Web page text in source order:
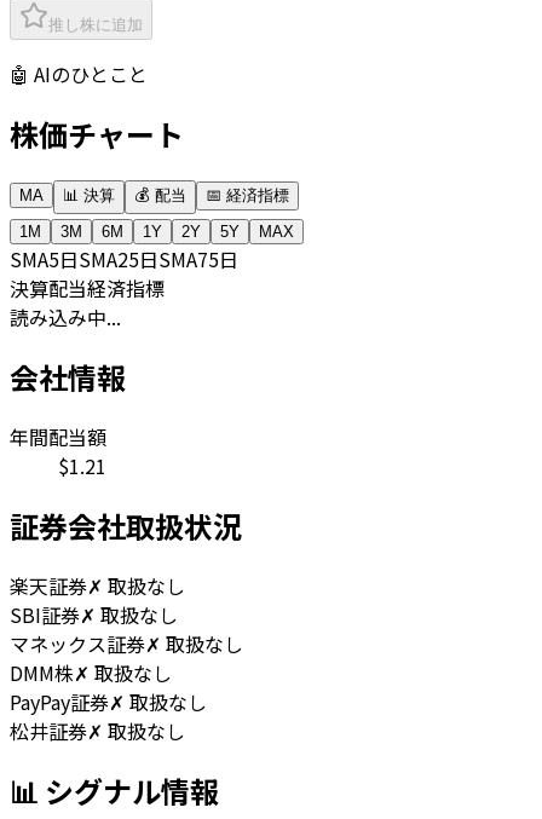
推し株に追加
🤖 AIのひとこと
株価チャート
MA 📊 決算 💰 配当
📅 経済指標
1M
3M 6M 1Y 2Y 5Y MAX
SMA5日SMA25日SMA75日
決算配当経済指標
読み込み中...
会社情報
年間配当額
$1.21
証券会社取扱状況
楽天証券✗ 取扱なし
SBI証券✗ 取扱なし
マネックス証券✗ 取扱なし
DMM株✗ 取扱なし
PayPay証券✗ 取扱なし
松井証券✗ 取扱なし
📊 シグナル情報